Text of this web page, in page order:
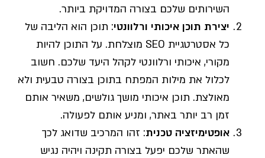
השירותים שלכם בצורה המדויקת ביותר.
יצירת תוכן איכותי ורלוונטי: תוכן הוא הליבה של
כל אסטרטגיית SEO מוצלחת. על התוכן להיות
מקורי, איכותי ורלוונטי לקהל היעד שלכם. חשוב
לכלול את מילות המפתח בתוכן בצורה טבעית ולא
מאולצת. תוכן איכותי מושך גולשים, משאיר אותם
זמן רב יותר באתר, ומניע אותם לפעולה.
אופטימיזציה טכנית: זהו המרכיב שדואג לכך
שהאתר שלכם יפעל בצורה תקינה ויהיה נגיש